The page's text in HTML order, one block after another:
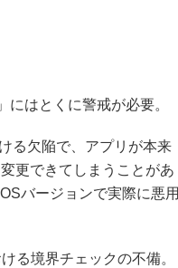
はとくに警戒が必要。
る欠陥で、アプリが本来
更できてしまうことがあ
バージョンで実際に悪用
境界チェックの不備。